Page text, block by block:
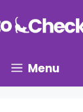
Menu